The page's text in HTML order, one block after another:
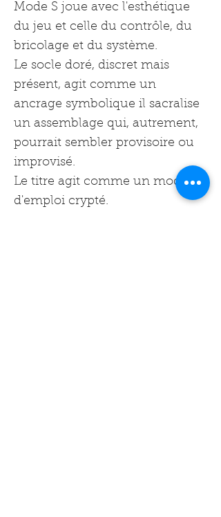
Mode S joue avec l'esthétique
du jeu et celle du contrôle, du
bricolage et du système.
Le socle doré, discret mais
présent, agit comme un
ancrage symbolique il sacralise
un assemblage qui, autrement,
pourrait sembler provisoire ou
improvisé.
Le titre agit comme un mode
d'emploi crypté.